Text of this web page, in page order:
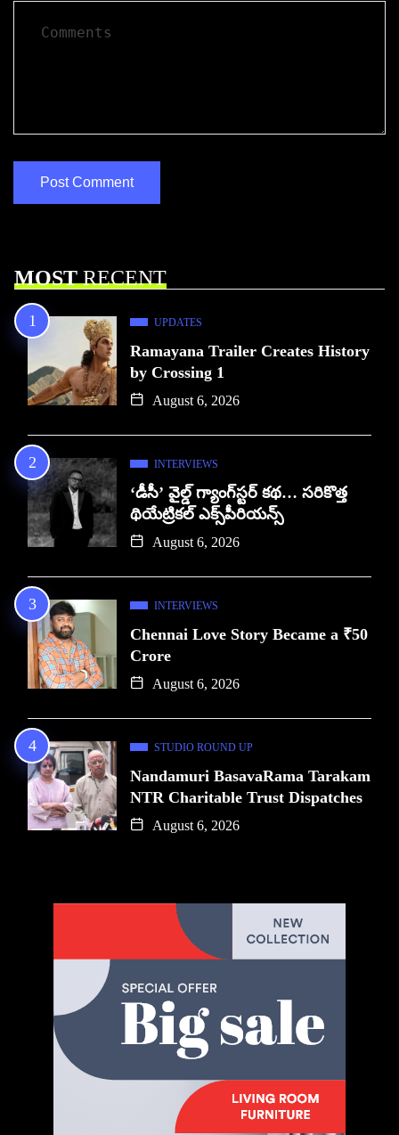
MOSTRECENT
UPDATES
Ramayana Trailer Creates History
by Crossing 1
August 6, 2026
INTERVIEWS
‘డీసీ’ వైల్డ్ గ్యాంగ్‌స్టర్ కథ… సరికొత్త
థియేట్రికల్ ఎక్స్‌పీరియన్స్
August 6, 2026
INTERVIEWS
Chennai Love Story Became a ₹50
Crore
August 6, 2026
STUDIO ROUND UP
Nandamuri BasavaRama Tarakam
NTR Charitable Trust Dispatches
August 6, 2026